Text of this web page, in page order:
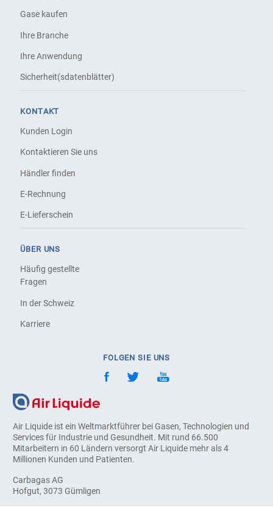
Air Liquide ist ein Weltmarktführer bei Gasen, Technologien und
Services für Industrie und Gesundheit. Mit rund 66.500
Mitarbeitern in 60 Ländern versorgt Air Liquide mehr als 4
Millionen Kunden und Patienten.
Carbagas AG
Hofgut, 3073 Gümligen
Gase kaufen
Ihre Branche
Ihre Anwendung
Sicherheit(sdatenblätter)
KONTAKT
Kunden Login
Kontaktieren Sie uns
Händler finden
E-Rechnung
E-Lieferschein
ÜBER UNS
Häufig gestellte
Fragen
In der Schweiz
Karriere
FOLGEN SIE UNS